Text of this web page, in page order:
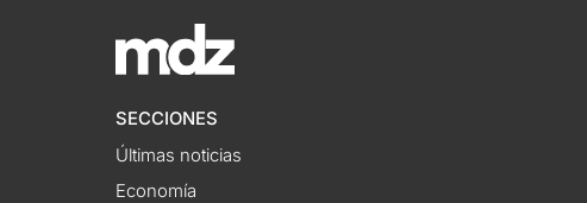
SECCIONES
Últimas noticias
Economía